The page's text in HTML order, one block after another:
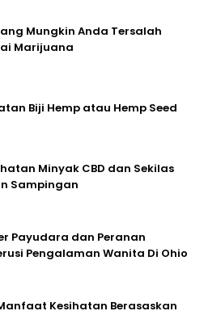
Mungkin Anda Tersalah
Marijuana
Biji Hemp atau Hemp Seed
Minyak CBD dan Sekilas
Sampingan
Payudara dan Peranan
Pengalaman Wanita Di Ohio
Manfaat Kesihatan Berasaskan